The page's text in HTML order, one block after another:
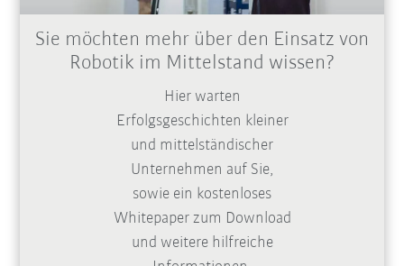
Sie möchten mehr über den Einsatz von
Robotik im Mittelstand wissen?
Hier warten
Erfolgsgeschichten kleiner
und mittelständischer
Unternehmen auf Sie,
sowie ein kostenloses
Whitepaper zum Download
und weitere hilfreiche